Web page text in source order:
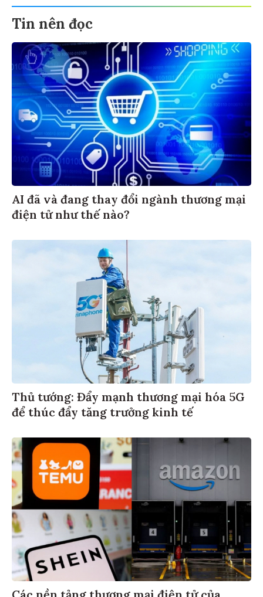
Tin nên đọc
AI đã và đang thay đổi ngành thương mại
điện tử như thế nào?
Thủ tướng: Đẩy mạnh thương mại hóa 5G
để thúc đẩy tăng trưởng kinh tế
Các nền tảng thương mại điện tử của